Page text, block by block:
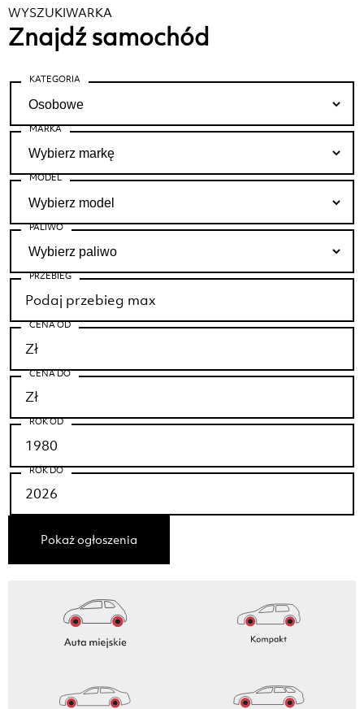
WYSZUKIWARKA
Znajdź samochód
KATEGORIA
MARKA
MODEL
PALIWO
PRZEBIEG
CENA OD
CENA DO
ROK OD
ROK DO
Pokaż ogłoszenia